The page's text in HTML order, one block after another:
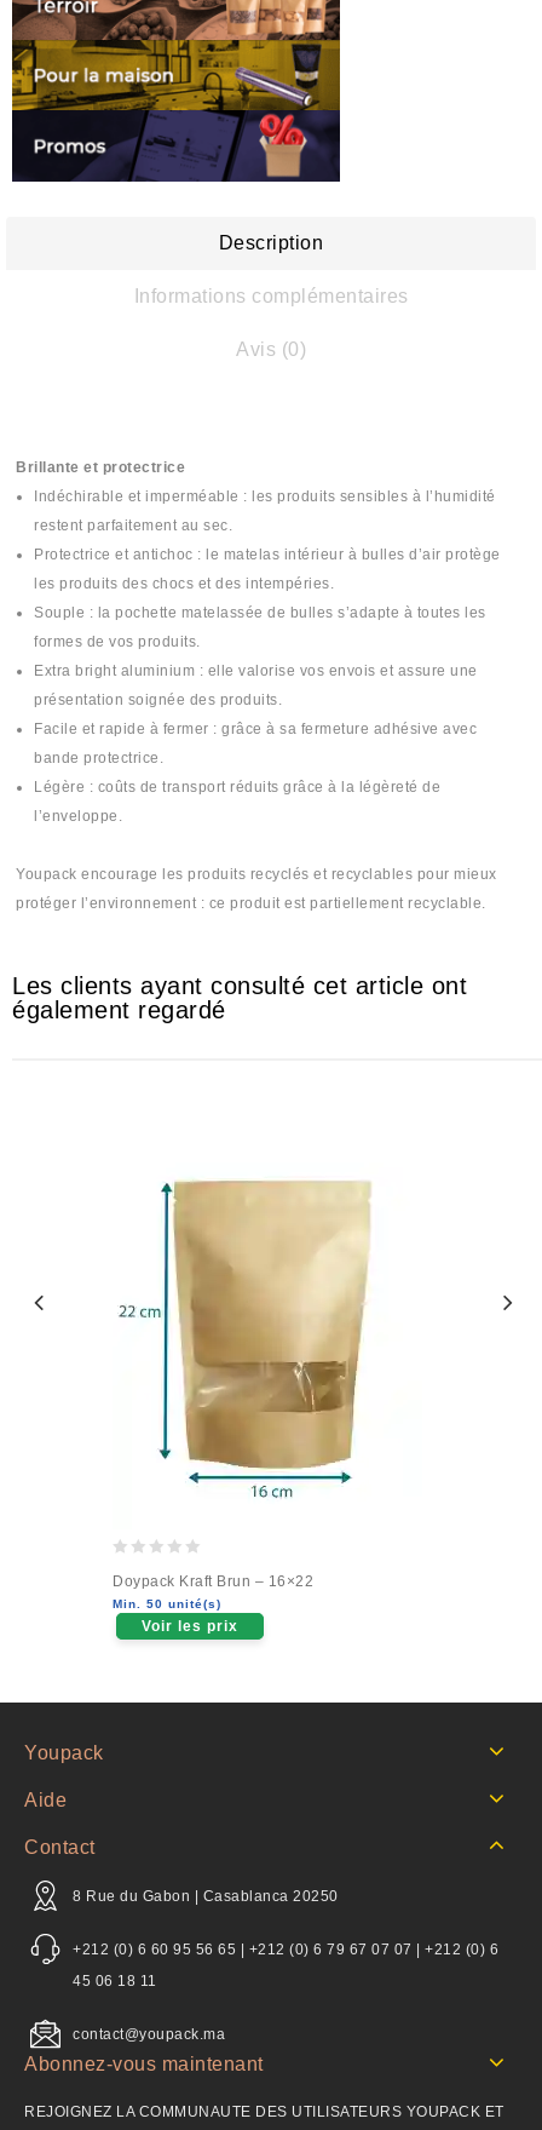
Description
Informations complémentaires
Avis (0)
Brillante et protectrice
Indéchirable et imperméable : les produits sensibles à l’humidité
restent parfaitement au sec.
Protectrice et antichoc : le matelas intérieur à bulles d’air protège
les produits des chocs et des intempéries.
Souple : la pochette matelassée de bulles s’adapte à toutes les
formes de vos produits.
Extra bright aluminium : elle valorise vos envois et assure une
présentation soignée des produits.
Facile et rapide à fermer : grâce à sa fermeture adhésive avec
bande protectrice.
Légère : coûts de transport réduits grâce à la légèreté de
l’enveloppe.
Youpack encourage les produits recyclés et recyclables pour mieux
protéger l’environnement : ce produit est partiellement recyclable.
Les clients ayant consulté cet article ont
également regardé
out
of
5
Doypack Kraft Brun – 16×22
Min. 50 unité(s)
Voir les prix
Youpack
Aide
Contact
8 Rue du Gabon | Casablanca 20250
+212 (0) 6 60 95 56 65 | +212 (0) 6 79 67 07 07 | +212 (0) 6
45 06 18 11
contact@youpack.ma
Abonnez-vous maintenant
REJOIGNEZ LA COMMUNAUTE DES UTILISATEURS YOUPACK ET